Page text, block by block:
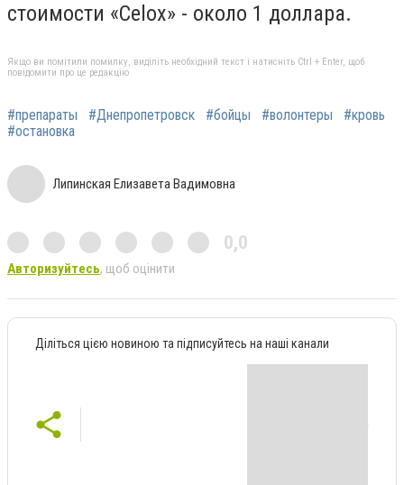
стоимости «Celox» - около 1 доллара.
Якщо ви помітили помилку, виділіть необхідний текст і натисніть Ctrl + Enter, щоб
повідомити про це редакцію
#препараты #Днепропетровск #бойцы #волонтеры
#кровь
#остановка
Липинская Елизавета Вадимовна
0,0
Авторизуйтесь, щоб оцінити
Діліться цією новиною та підписуйтесь на наші канали